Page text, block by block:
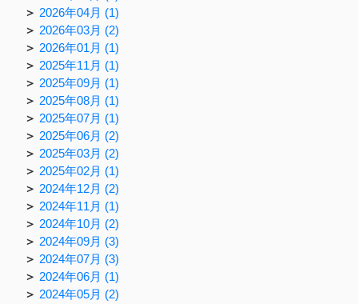
2026年04月 (1)
2026年03月 (2)
2026年01月 (1)
2025年11月 (1)
2025年09月 (1)
2025年08月 (1)
2025年07月 (1)
2025年06月 (2)
2025年03月 (2)
2025年02月 (1)
2024年12月 (2)
2024年11月 (1)
2024年10月 (2)
2024年09月 (3)
2024年07月 (3)
2024年06月 (1)
2024年05月 (2)